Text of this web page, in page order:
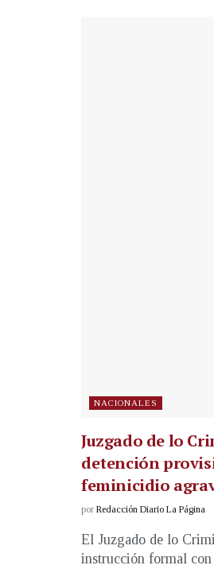
NACIONALES
Juzgado de lo
detención
feminicidio
por Redacción Diario La Página
El Juzgado de lo
instrucción formal